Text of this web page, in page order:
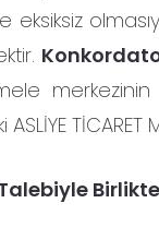
eksiksiz
merkezinin
TİCARET